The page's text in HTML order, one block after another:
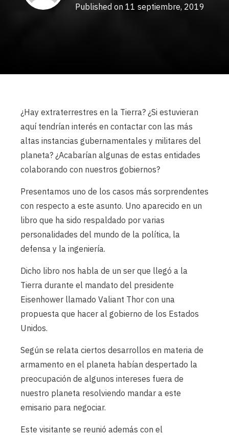
Published on 11 septiembre, 2019
¿Hay extraterrestres en la Tierra? ¿Si estuvieran
aquí tendrían interés en contactar con las más
altas instancias gubernamentales y militares del
planeta? ¿Acabarían algunas de estas entidades
colaborando con nuestros gobiernos?
Presentamos uno de los casos más sorprendentes
con respecto a este asunto. Uno aparecido en un
libro que ha sido respaldado por varias
personalidades del mundo de la política, la
defensa y la ingeniería.
Dicho libro nos habla de un ser que llegó a la
Tierra durante el mandato del presidente
Eisenhower llamado Valiant Thor con una
propuesta que hacer al gobierno de los Estados
Unidos.
Según se relata ciertos desarrollos en materia de
armamento en el planeta habían despertado la
preocupación de algunos intereses fuera de
nuestro planeta resolviendo mandar a este
emisario para negociar.
Este visitante se reunió además con el